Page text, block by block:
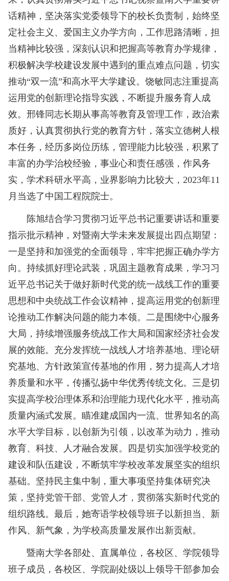
话精神，坚决落实党委领导下的校长负责制，始终坚
定社会主义、爱国主义办学方向，工作思路清晰，担
当精神比较强，深刻认识和把握高等教育办学规律，
积极解决学校建设发展中遇到的重点难点问题，切实
推动“双一流”和高水平大学建设。饶敏同志注重提高
运用党的创新理论指导实践，不断提升服务育人成
效。邢锋同志长期从事高等教育及管理工作，政治素
质好，认真贯彻执行党的教育方针，落实立德树人根
本任务，经历多岗位历练，管理能力比较强，积累了
丰富的办学治校经验，事业心和责任感强，作风务
实，学术科研水平高，业界影响力比较大，2023年11
月当选了中国工程院院士。
陈旭结合学习贯彻习近平总书记重要讲话和重要
指示批示精神，对暨南大学未来发展提出四点期望：
一是坚持和加强党的全面领导，牢牢把握正确办学方
向。持续抓好理论武装，巩固主题教育成果，学习习
近平总书记关于做好新时代党的统一战线工作的重要
思想和中央统战工作会议精神，提高运用党的创新理
论推动工作解决问题的能力本领。二是围绕中心服务
大局，持续增强服务统战工作大局和国家经济社会发
展的效能。充分发挥统一战线人才培养基地、理论研
究基地、方针政策宣传基地的作用，努力提高人才培
养质量和水平，传播弘扬中华优秀传统文化。三是切
实提高学校治理体系和治理能力现代化水平，推动高
质量内涵式发展。瞄准建成国内一流、世界知名的高
水平大学目标，以创新为引领，以改革为动力，推动
教育、科技、人才融合发展。四是切实加强学校党的
建设和队伍建设，不断筑牢学校改革发展坚实的组织
基础。坚持民主集中制，重大事项坚持集体研究决
策，坚持党管干部、党管人才，贯彻落实新时代党的
组织路线。最后，她寄语学校领导班子以新担当、新
作风、新气象，为学校高质量发展作出新贡献。
暨南大学各部处、直属单位，各校区、学院领导
班子成员，各校区、学院副处级以上领导干部参加会